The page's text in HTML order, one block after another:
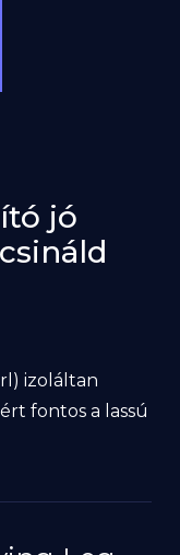
jó
izoláltan
fontos a lassú